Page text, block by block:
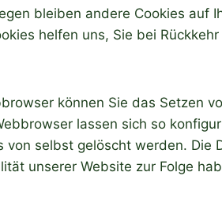
bleiben andere Cookies auf
helfen uns, Sie bei
können Sie das Setzen
lassen sich so
von selbst gelöscht werden. Die
unserer Website zur Folge